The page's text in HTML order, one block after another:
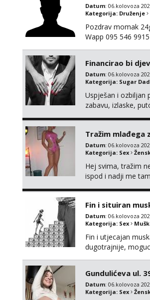
Datum: 06.kolovoza
Kategorija: Druženje
Pozdrav momak
Wapp 095 546 9915
Financirao bi
Datum: 06.kolovoza
Kategorija: Sugar
Uspješan i ozbiljan
zabavu, izlaske,
Tražim mlađega
Datum: 06.kolovoza
Kategorija: Sex
Hej svima, tražim
ispod i nadji me
Fin i situiran
Datum: 06.kolovoza
Kategorija: Sex
Fin i utjecajan
dugotrajnije,
Gundulićeva ul.
Datum: 06.kolovoza
Kategorija: Sex